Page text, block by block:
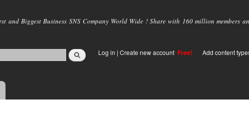
main
and Biggest Business SNS Company World Wide ! Share with 160 million members
Log in | Create new account Free! Add content